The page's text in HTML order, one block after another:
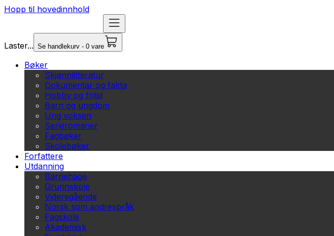
Hopp til hovedinnhold
Laster... Se handlekurv - 0 vare
Bøker
Skjønnlitteratur
Dokumentar og fakta
Hobby og fritid
Barn og ungdom
Ung voksen
Serieromaner
Fagbøker
Skolebøker
Forfattere
Utdanning
Barnehage
Grunnskole
Videregående
Norsk som andrespråk
Fagskole
Akademisk